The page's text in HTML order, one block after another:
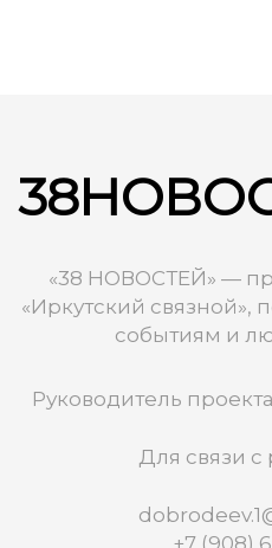
«38 НОВОСТЕЙ» —
«Иркутский
событиям и
Руководитель
Для связи с
+7 (908)